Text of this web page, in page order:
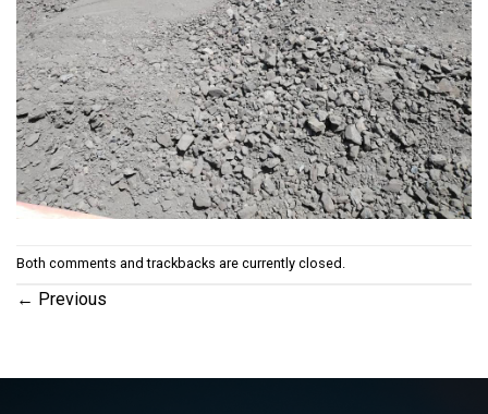
Both comments and trackbacks are currently closed.
← Previous